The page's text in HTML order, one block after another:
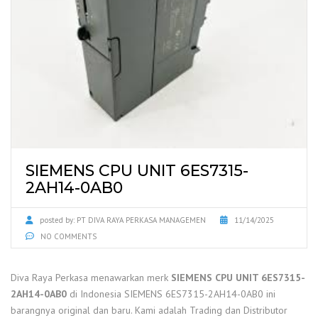
SIEMENS CPU UNIT 6ES7315-
2AH14-0AB0
posted by: PT DIVA RAYA PERKASA MANAGEMEN
11/14/2025
NO COMMENTS
Diva Raya Perkasa menawarkan merk SIEMENS CPU UNIT 6ES7315-
2AH14-0AB0 di Indonesia SIEMENS 6ES7315-2AH14-0AB0 ini
barangnya original dan baru. Kami adalah Trading dan Distributor